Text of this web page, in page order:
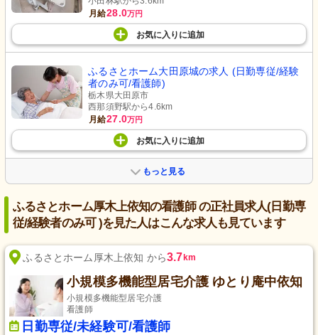
月給28.0万円
お気に入り に追加
ふるさとホーム大田原城の求人 (日勤専従/経験
者のみ可/看護師)
栃木県大田原市
西那須野駅から4.6km
月給27.0万円
お気に入り に追加
もっと見る
ふるさとホーム厚木上依知の看護師 の正社員求人(日勤専
従/経験者のみ可 )を見た人はこんな求人も見ています
ふるさとホーム厚木上依知 から3.7km
小規模多機能型居宅介護 ゆとり庵中依知
小規模多機能型居宅介護
看護師
日勤専従/未経験可/看護師